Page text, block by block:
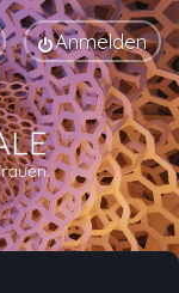
Anmelden